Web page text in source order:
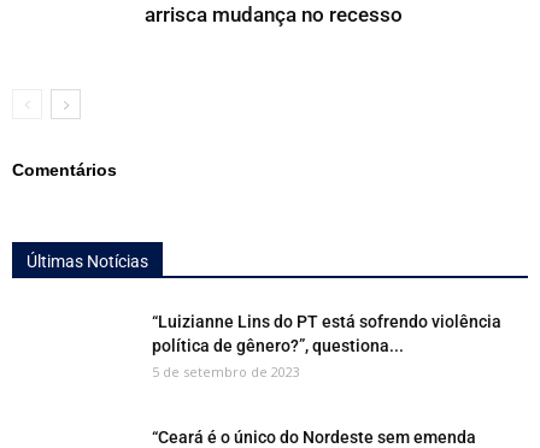
arrisca mudança no recesso
Comentários
Últimas Notícias
“Luizianne Lins do PT está sofrendo violência
política de gênero?”, questiona...
5 de setembro de 2023
“Ceará é o único do Nordeste sem emenda